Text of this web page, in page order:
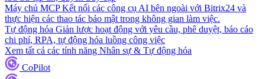
Máy chủ MCP Kết nối các công cụ AI bên ngoài với Bitrix24 và
thực hiện các thao tác bảo mật trong không gian làm việc.
Tự động hóa Giản lược hoạt động với yêu cầu, phê duyệt, báo cáo
chi phí, RPA, tự động hóa luồng công việc
Xem tất cả các tính năng Nhân sự & Tự động hóa
CoPilot